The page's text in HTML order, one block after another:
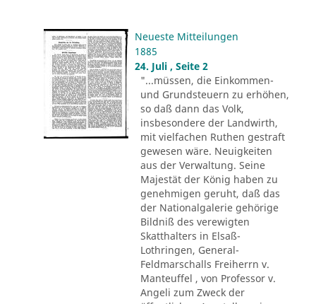
Neueste Mitteilungen
1885
24. Juli , Seite 2
"...müssen, die Einkommen-
und Grundsteuern zu erhöhen,
so daß dann das Volk,
insbesondere der Landwirth,
mit vielfachen Ruthen gestraft
gewesen wäre. Neuigkeiten
aus der Verwaltung. Seine
Majestät der König haben zu
genehmigen geruht, daß das
der Nationalgalerie gehörige
Bildniß des verewigten
Skatthalters in Elsaß-
Lothringen, General-
Feldmarschalls Freiherrn v.
Manteuffel , von Professor v.
Angeli zum Zweck der